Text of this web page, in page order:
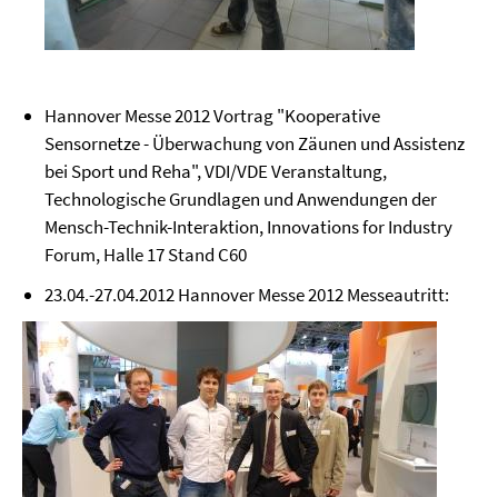
Hannover Messe 2012 Vortrag "Kooperative
Sensornetze - Überwachung von Zäunen und Assistenz
bei Sport und Reha", VDI/VDE Veranstaltung,
Technologische Grundlagen und Anwendungen der
Mensch-Technik-Interaktion, Innovations for Industry
Forum, Halle 17 Stand C60
23.04.-27.04.2012 Hannover Messe 2012 Messeautritt: